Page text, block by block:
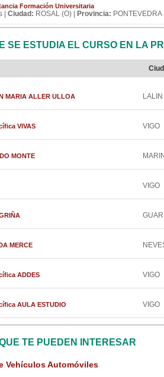
Formación Universitaria
| Ciudad: ROSAL (O) | Provincia: PONTEVEDRA
SE ESTUDIA EL CURSO EN LA
MARIA ALLER ULLOA LALIN
VIVAS VIGO
MONTE MARIN
VIGO
MERCE
ADDES VIGO
AULA ESTUDIO VIGO
TE PUEDEN INTERESAR
Vehículos Automóviles